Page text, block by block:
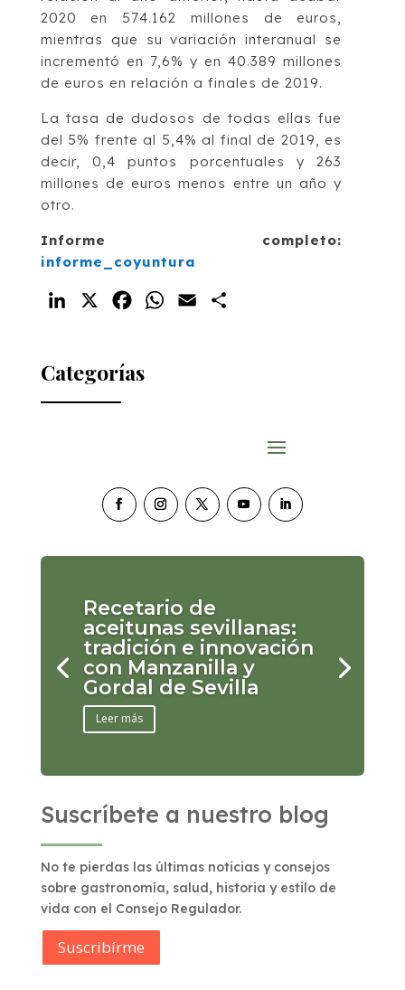
2020 en 574.162 millones de euros,
mientras que su variación interanual se
incrementó en 7,6% y en 40.389 millones
de euros en relación a finales de 2019.
La tasa de dudosos de todas ellas fue
del 5% frente al 5,4% al final de 2019, es
decir, 0,4 puntos porcentuales y 263
millones de euros menos entre un año y
otro.
Informe completo:
informe_coyuntura
LinkedIn FacebookWhatsApp
Email
Categorías
Recetario de
aceitunas sevillanas:
tradición e innovación
con Manzanilla y
Gordal de Sevilla
Leer más
Suscríbete a nuestro blog
No te pierdas las últimas noticias y consejos
sobre gastronomía, salud, historia y estilo de
vida con el Consejo Regulador.
Suscribírme